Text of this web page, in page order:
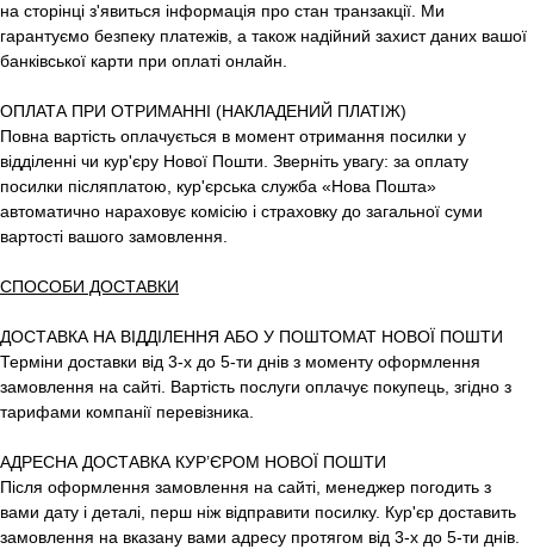
на сторінці з'явиться інформація про стан транзакції. Ми
гарантуємо безпеку платежів, а також надійний захист даних вашої
банківської карти при оплаті онлайн.
ОПЛАТА ПРИ ОТРИМАННІ (НАКЛАДЕНИЙ ПЛАТІЖ)
Повна вартість оплачується в момент отримання посилки у
відділенні чи кур'єру Нової Пошти. Зверніть увагу: за оплату
посилки післяплатою, кур'єрська служба «Нова Пошта»
автоматично нараховує комісію і страховку до загальної суми
вартості вашого замовлення.
СПОСОБИ ДОСТАВКИ
ДОСТАВКА НА ВІДДІЛЕННЯ АБО У ПОШТОМАТ НОВОЇ ПОШТИ
Терміни доставки від 3-х до 5-ти днів з моменту оформлення
замовлення на сайті. Вартість послуги оплачує покупець, згідно з
тарифами компанії перевізника.
АДРЕСНА ДОСТАВКА КУР’ЄРОМ НОВОЇ ПОШТИ
Після оформлення замовлення на сайті, менеджер погодить з
вами дату і деталі, перш ніж відправити посилку. Кур'єр доставить
замовлення на вказану вами адресу протягом від 3-х до 5-ти днів.